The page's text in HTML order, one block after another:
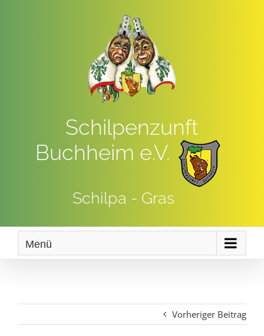
Schilpenzunft
Buchheim e.V.
Schilpa - Gras
Menü
Vorheriger Beitrag